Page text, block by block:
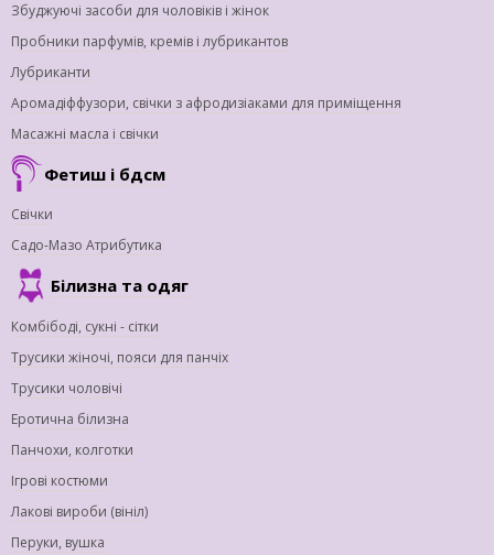
Збуджуючі засоби для чоловіків і жінок
Пробники парфумів, кремів і лубрикантов
Лубриканти
Аромадіффузори, свічки з афродизіаками для приміщення
Масажні масла і свічки
Фетиш і бдсм
Свічки
Садо-Мазо Атрибутика
Білизна та одяг
Комбібоді, сукні - сітки
Трусики жіночі, пояси для панчіх
Трусики чоловічі
Еротична білизна
Панчохи, колготки
Ігрові костюми
Лакові вироби (вініл)
Перуки, вушка